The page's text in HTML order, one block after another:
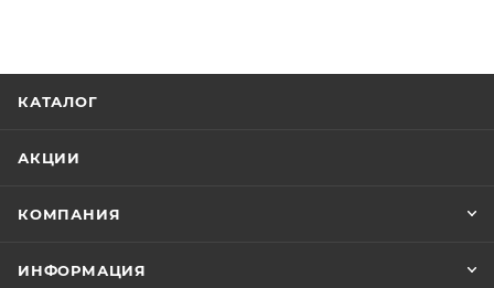
КАТАЛОГ
АКЦИИ
КОМПАНИЯ
ИНФОРМАЦИЯ